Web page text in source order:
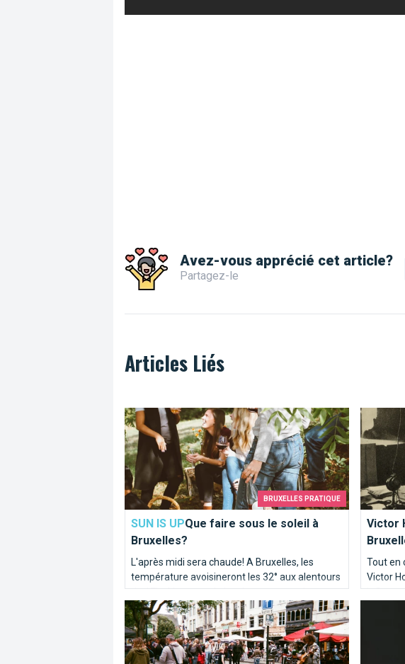
Avez-vous apprécié cet article?
Partagez-le
Articles Liés
BRUXELLES PRATIQUE
SUN IS UPQue faire sous le soleil à
Bruxelles?
L'après midi sera chaude! A Bruxelles, les
température avoisineront les 32° aux alentours
de 17h. Alors pour le lunch, optez pour la
fraîcheur d'une salade. Voici les 5 meilleures
adresses pour un lunch frais et estival à
Bruxelles.
Que faire sous le soleil à Bruxelles?
Victor
Tout en
Victor
Victor
Bruxelles ma belle Ils